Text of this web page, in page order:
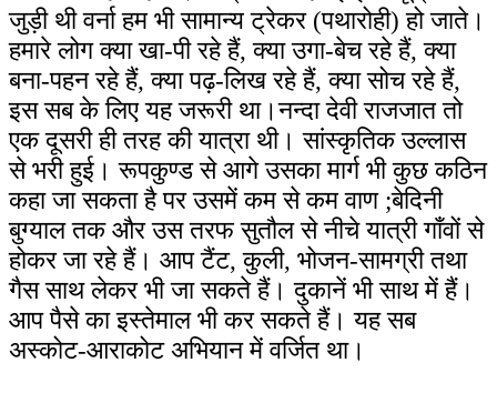
जुड़ी थी वर्ना हम भी सामान्य ट्रेकर (पथारोही) हो जाते।
हमारे लोग क्या खा-पी रहे हैं, क्या उगा-बेच रहे हैं, क्या
बना-पहन रहे हैं, क्या पढ़-लिख रहे हैं, क्या सोच रहे हैं,
इस सब के लिए यह जरूरी था।नन्दा देवी राजजात तो
एक दूसरी ही तरह की यात्रा थी। सांस्कृतिक उल्लास
से भरी हुई। रूपकुण्ड से आगे उसका मार्ग भी कुछ कठिन
कहा जा सकता है पर उसमें कम से कम वाण ;बेदिनी
बुग्याल तक और उस तरफ सुतौल से नीचे यात्री गाँवों से
होकर जा रहे हैं। आप टैंट, कुली, भोजन-सामग्री तथा
गैस साथ लेकर भी जा सकते हैं। दुकानें भी साथ में हैं।
आप पैसे का इस्तेमाल भी कर सकते हैं। यह सब
अस्कोट-आराकोट अभियान में वर्जित था।